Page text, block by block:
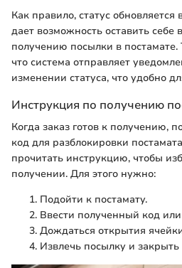
Как правило, статус
дает возможность оставить себе
получению посылки в
что система отправляет
изменении статуса, что удобно
Инструкция по получению
Когда заказ готов к получению,
код для разблокировки
прочитать инструкцию, чтобы
получении. Для этого нужно:
Подойти к постамату.
Ввести полученный код
Дождаться открытия
Извлечь посылку и закрыть